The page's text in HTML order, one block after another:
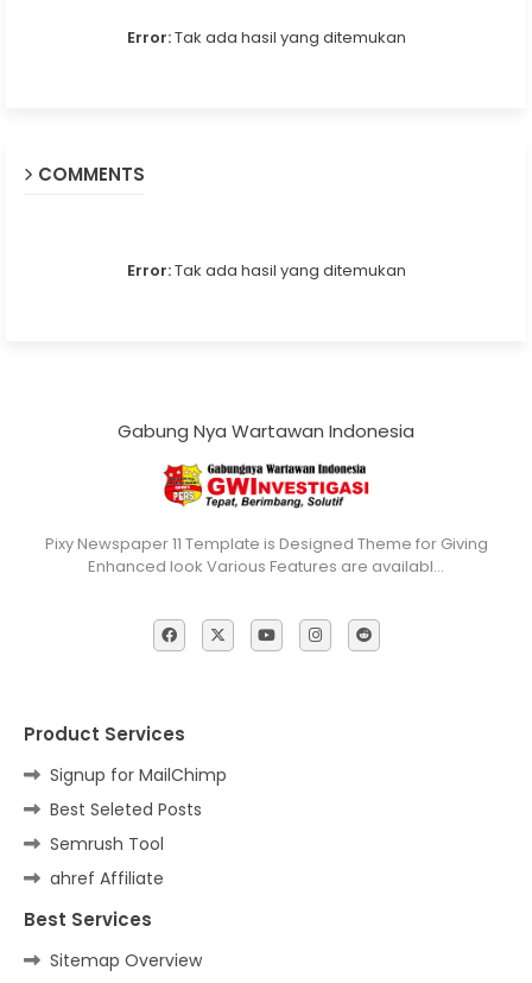
Error:Tak ada hasil yang ditemukan
COMMENTS
Error:Tak ada hasil yang ditemukan
Gabung Nya Wartawan Indonesia
Pixy Newspaper 11 Template is Designed Theme for Giving
Enhanced look Various Features are availabl…
Product Services
Signup for MailChimp
Best Seleted Posts
Semrush Tool
ahref Affiliate
Best Services
Sitemap Overview